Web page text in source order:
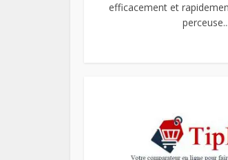
efficacement et
perceuse...